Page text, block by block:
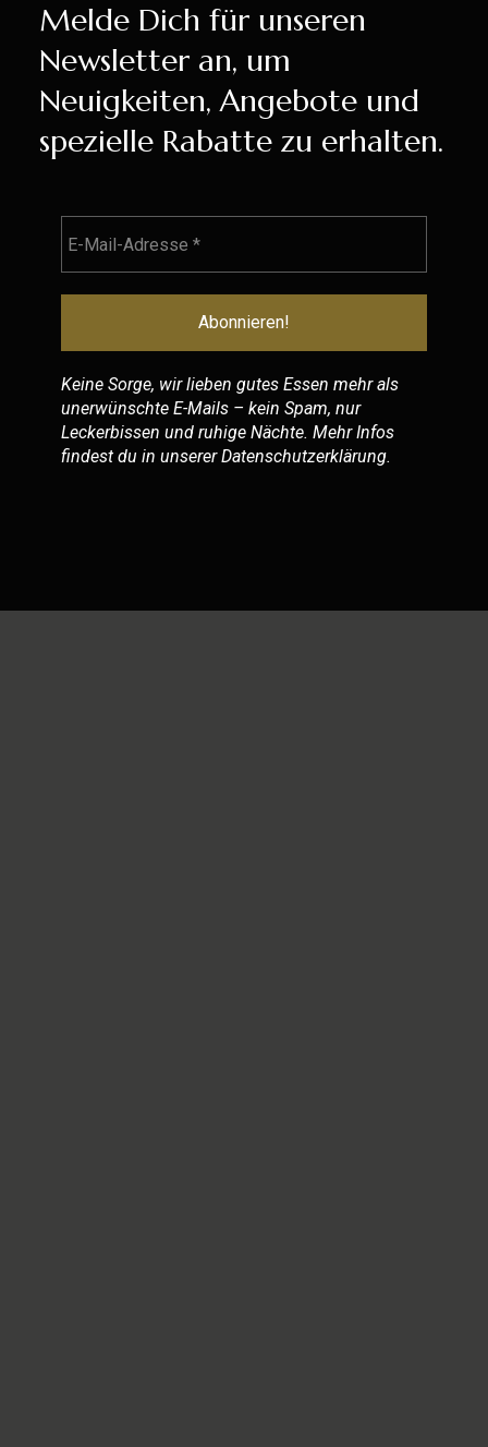
Melde Dich für unseren
Newsletter an, um
Neuigkeiten, Angebote und
spezielle Rabatte zu erhalten.
Keine Sorge, wir lieben gutes Essen mehr als
unerwünschte E-Mails – kein Spam, nur
Leckerbissen und ruhige Nächte. Mehr Infos
findest du in unsererDatenschutzerklärung.